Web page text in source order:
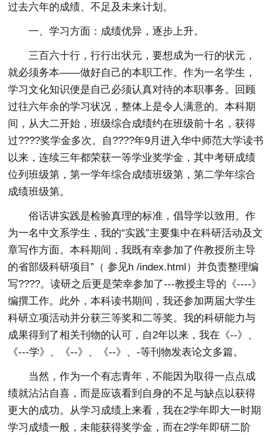
过去六年的成绩、不足及未来计划。
一、学习方面：成绩优异，逐步上升。
三百六十行，行行出状元，要想成为一行的状元，
就必须务本——做好自己的本职工作。作为一名学生，
学习文化知识便是自己必须认真对待的本职事务。回顾
过往六年余的学习状况，整体上是令人满意的。本科期
间，从大二开始，班级综合成绩约在班级前十名，获得
过????奖学金多次。自????年9月进入华中师范大学读书
以来，连续三年都荣获一等学业奖学金，其中考研成绩
位列班级第，第一学年综合成绩班级第，第二学年综合
成绩班级第。
俗话讲实践是检验真理的标准，倡导学以致用。作
为一名中文系学生，我的“实践”主要集中在科研活动及文
章写作方面。本科期间，我既有幸参加了仵教授所主导
的省部级科研项目”（ 参见h /index.html）并负责整理编
写????。读研之后更是荣幸参加了---教授主导的《----》
编撰工作。此外，本科读书期间，我还参加两届大学生
科研立项活动并分获三等奖和二等奖。我的科研能力与
成果得到了相关刊物的认可，自2年以来，我在《--》、
《---学》、《--》、《--》、-等刊物发表论文多篇。
当然，作为一个有志青年，不能因为取得一点点成
绩就沾沾自喜，而是应该看到自身的不足与缺点以获得
更大的成功。从学习成绩上来看，我在2学年即大一时期
学习成绩一般，未能获得奖学金，而在2学年即研二阶